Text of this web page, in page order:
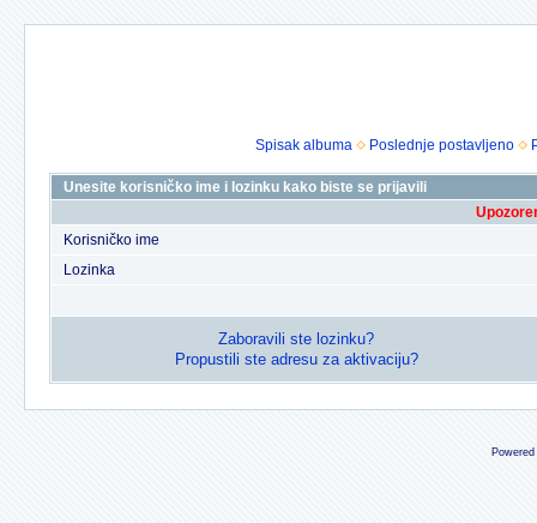
Spisak albuma Poslednje postavljeno
Unesite korisničko ime i lozinku kako biste se prijavili
Korisničko ime
Lozinka
Zaboravili ste lozinku?
Propustili ste adresu za aktivaciju?